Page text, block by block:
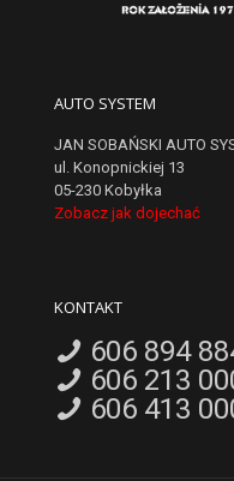
AUTO SYSTEM
JAN SOBAŃSKI AUTO
ul. Konopnickiej 13
05-230 Kobyłka
Zobacz jak dojechać
KONTAKT
606 894
606 213
606 413